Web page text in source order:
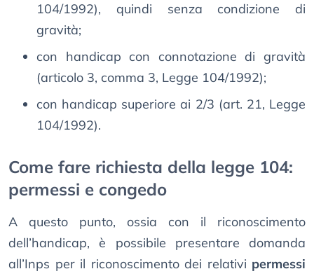
104/1992), quindi senza condizione di
gravità;
con handicap con connotazione di gravità
(articolo 3, comma 3, Legge 104/1992);
con handicap superiore ai 2/3 (art. 21, Legge
104/1992).
Come fare richiesta della legge 104:
permessi e congedo
A questo punto, ossia con il riconoscimento
dell’handicap, è possibile presentare domanda
all’Inps per il riconoscimento dei relativi permessi